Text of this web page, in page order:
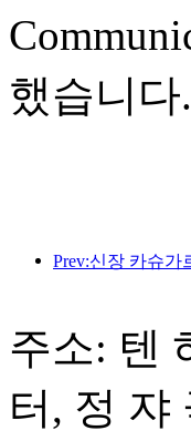
했습니다.
주소: 텐
터, 정 쟈